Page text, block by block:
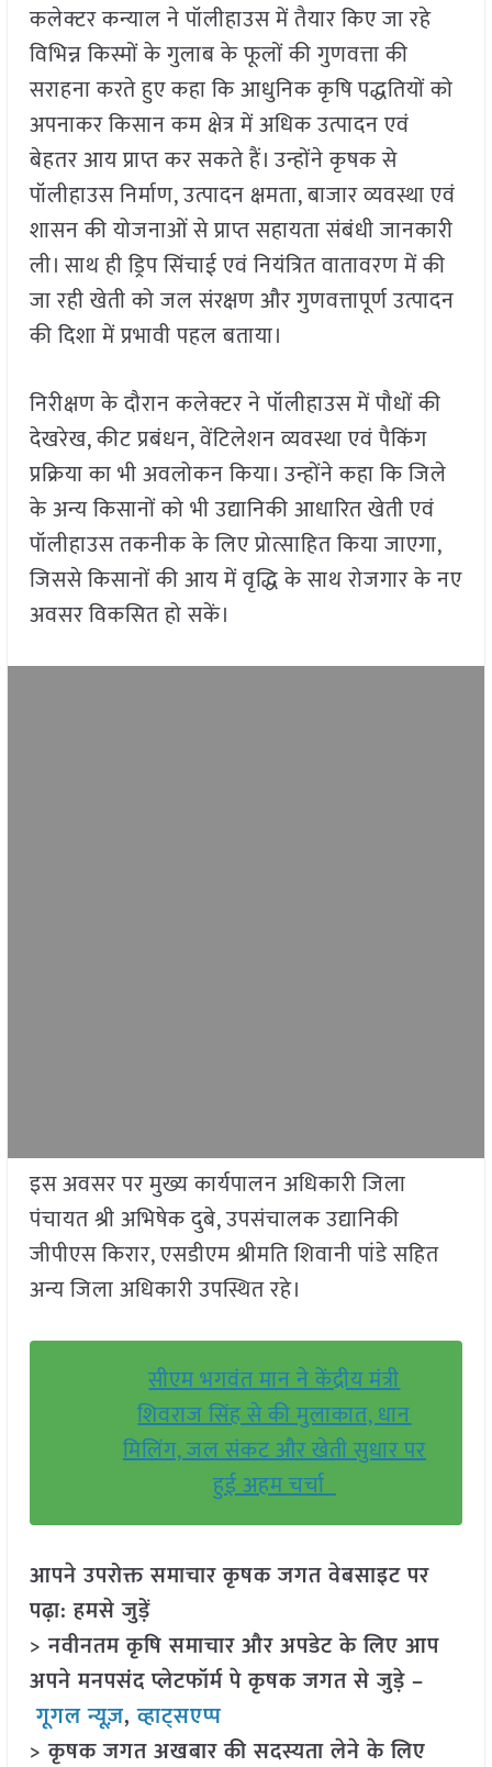
कलेक्टर कन्याल ने पॉलीहाउस में तैयार किए जा रहे
विभिन्न किस्मों के गुलाब के फूलों की गुणवत्ता की
सराहना करते हुए कहा कि आधुनिक कृषि पद्धतियों को
अपनाकर किसान कम क्षेत्र में अधिक उत्पादन एवं
बेहतर आय प्राप्त कर सकते हैं। उन्होंने कृषक से
पॉलीहाउस निर्माण, उत्पादन क्षमता, बाजार व्यवस्था एवं
शासन की योजनाओं से प्राप्त सहायता संबंधी जानकारी
ली। साथ ही ड्रिप सिंचाई एवं नियंत्रित वातावरण में की
जा रही खेती को जल संरक्षण और गुणवत्तापूर्ण उत्पादन
की दिशा में प्रभावी पहल बताया।
निरीक्षण के दौरान कलेक्टर ने पॉलीहाउस में पौधों की
देखरेख, कीट प्रबंधन, वेंटिलेशन व्यवस्था एवं पैकिंग
प्रक्रिया का भी अवलोकन किया। उन्होंने कहा कि जिले
के अन्य किसानों को भी उद्यानिकी आधारित खेती एवं
पॉलीहाउस तकनीक के लिए प्रोत्साहित किया जाएगा,
जिससे किसानों की आय में वृद्धि के साथ रोजगार के नए
अवसर विकसित हो सकें।
इस अवसर पर मुख्य कार्यपालन अधिकारी जिला
पंचायत श्री अभिषेक दुबे, उपसंचालक उद्यानिकी
जीपीएस किरार, एसडीएम श्रीमति शिवानी पांडे सहित
अन्य जिला अधिकारी उपस्थित रहे।
सीएम भगवंत मान ने केंद्रीय मंत्री
शिवराज सिंह से की मुलाकात, धान
मिलिंग, जल संकट और खेती सुधार पर
हुई अहम चर्चा
आपने उपरोक्त समाचार कृषक जगत वेबसाइट पर
पढ़ा: हमसे जुड़ें
> नवीनतम कृषि समाचार और अपडेट के लिए आप
अपने मनपसंद प्लेटफॉर्म पे कृषक जगत से जुड़े –
गूगल न्यूज़,व्हाट्सएप्प
> कृषक जगत अखबार की सदस्यता लेने के लिए